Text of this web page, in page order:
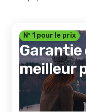
Nº 1 pour le prix
Garantie
meilleur